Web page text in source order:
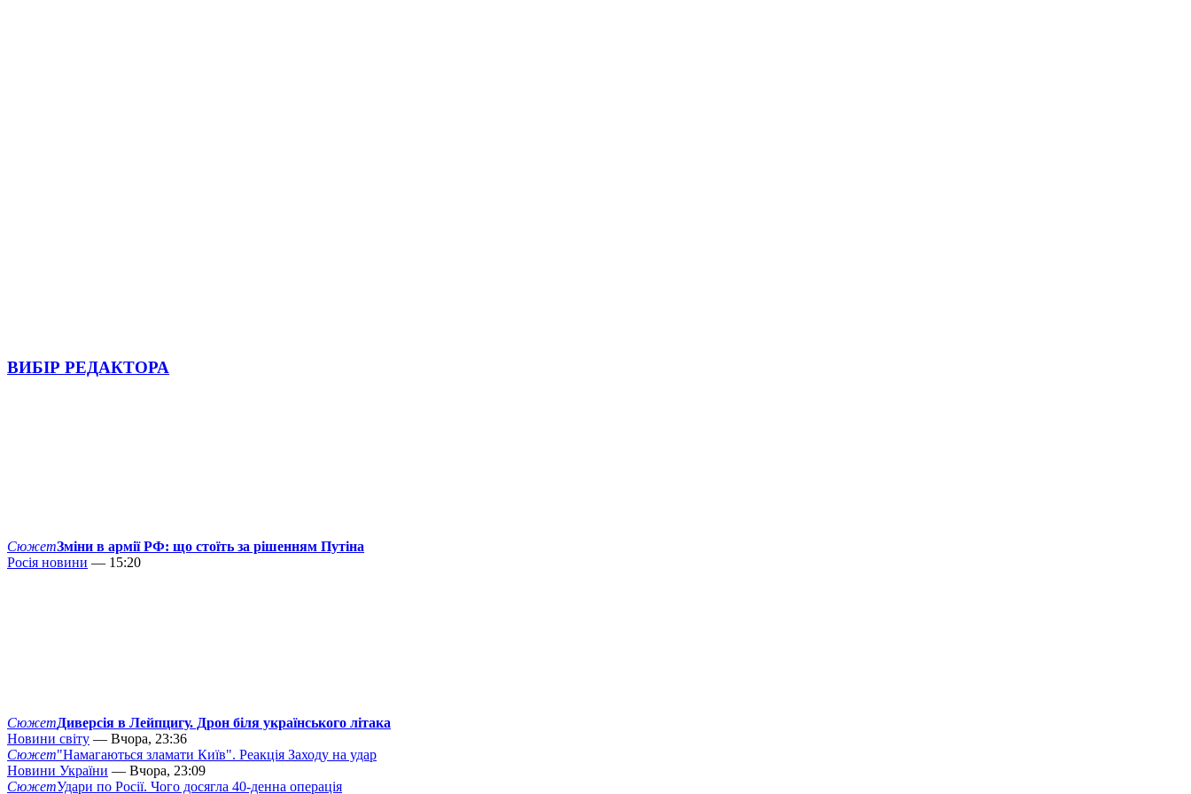
ВИБІР РЕДАКТОРА
СюжетЗміни в армії РФ: що стоїть за рішенням Путіна
Росія новини — 15:20
СюжетДиверсія в Лейпцигу. Дрон біля українського літака
Новини світу — Вчора, 23:36
Сюжет"Намагаються зламати Київ". Реакція Заходу на удар
Новини України — Вчора, 23:09
СюжетУдари по Росії. Чого досягла 40-денна операція